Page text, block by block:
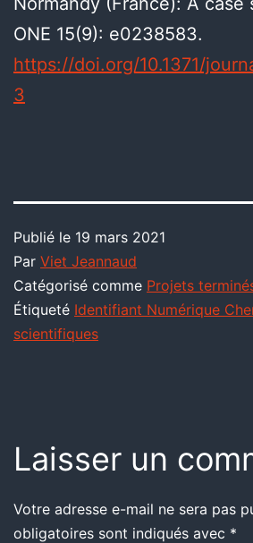
ONE 15(9): e0238583.
https://doi.org/10.1371/
3
Publié le 19 mars 2021
Par Viet Jeannaud
Catégorisé comme Projets
Étiqueté Identifiant Numérique
scientifiques
Laisser un
Votre adresse e-mail ne sera pas
obligatoires sont indiqués avec *